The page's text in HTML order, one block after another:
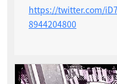
https://twitter.com/
8944204800